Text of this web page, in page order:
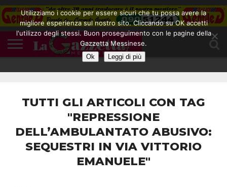
CONTATTI
COOKIE
POLICY
DIVENTA
BLOGGER
HOME
NOTE
LEGALI
TUTTI GLI ARTICOLI CON TAG
"REPRESSIONE
DELL’AMBULANTATO ABUSIVO:
SEQUESTRI IN VIA VITTORIO
EMANUELE"
Utilizziamo i cookie per essere sicuri che tu possa avere la
migliore esperienza sul nostro sito. Cliccando su OK accetti
l'utilizzo degli stessi. Buon proseguimento con le pagine della
Gazzetta Messinese.
Ok Leggi di più